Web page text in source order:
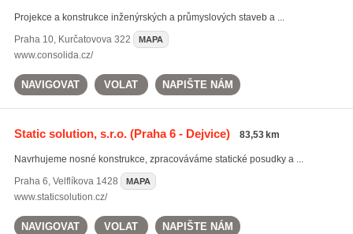
Projekce a konstrukce inženýrských a průmyslových staveb a ...
Praha 10, Kurčatovova 322 MAPA
www.consolida.cz/
NAVIGOVAT VOLAT NAPIŠTE NÁM
Static solution, s.r.o.(Praha 6 - Dejvice) 83,53 km
Navrhujeme nosné konstrukce, zpracováváme statické posudky a ...
Praha 6, Velflíkova 1428 MAPA
www.staticsolution.cz/
NAVIGOVAT VOLAT NAPIŠTE NÁM